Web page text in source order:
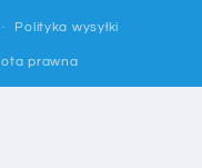
Polityka wysyłki
prawna